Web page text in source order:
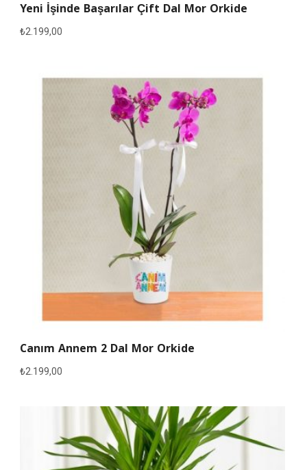
Yeni İşinde Başarılar Çift Dal Mor Orkide
₺2.199,00
Canım Annem 2 Dal Mor Orkide
₺2.199,00